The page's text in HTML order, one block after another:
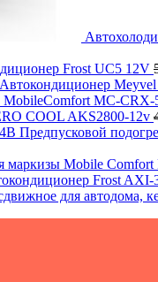
Frost UC5 12V
Автокондиционер
MC-CRX-
COOL AKS2800-12v
Предпусковой
маркизы Mobile Comfort
Frost AXI-
для автодома,